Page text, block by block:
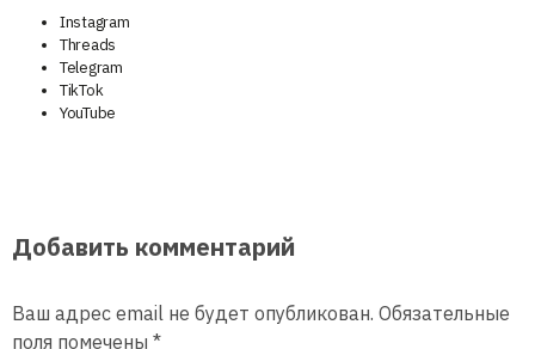
Instagram
Threads
Telegram
TikTok
YouTube
Добавить комментарий
Ваш адрес email не будет опубликован. Обязательные
поля помечены *